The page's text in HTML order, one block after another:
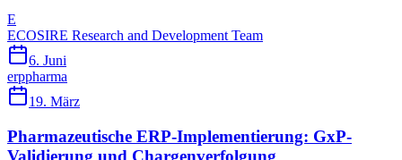
E
ECOSIRE Research and Development Team
6. Juni
erppharma
19. März
Pharmazeutische ERP-Implementierung: GxP-
Validierung und Chargenverfolgung